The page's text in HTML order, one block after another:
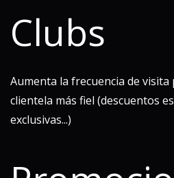
Clubs
Aumenta la frecuencia de
clientela más fiel (descuentos
exclusivas...)